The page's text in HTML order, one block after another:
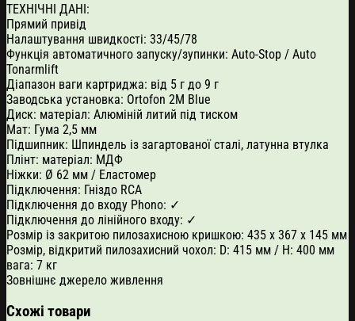
ТЕХНІЧНІ ДАНІ:
Прямий привід
Налаштування швидкості: 33/45/78
Функція автоматичного запуску/зупинки: Auto-Stop / Auto
Tonarmlift
Діапазон ваги картриджа: від 5 г до 9 г
Заводська установка: Ortofon 2M Blue
Диск: матеріал: Алюміній литий під тиском
Мат: Гума 2,5 мм
Підшипник: Шпиндель із загартованої сталі, латунна втулка
Плінт: матеріал: МДФ
Ніжки: Ø 62 мм / Еластомер
Підключення: Гніздо RCA
Підключення до входу Phono: ✓
Підключення до лінійного входу: ✓
Розмір із закритою пилозахисною кришкою: 435 x 367 x 145 мм
Розмір, відкритий пилозахисний чохол: D: 415 мм / H: 400 мм
вага: 7 кг
Зовнішнє джерело живлення
Схожі товари